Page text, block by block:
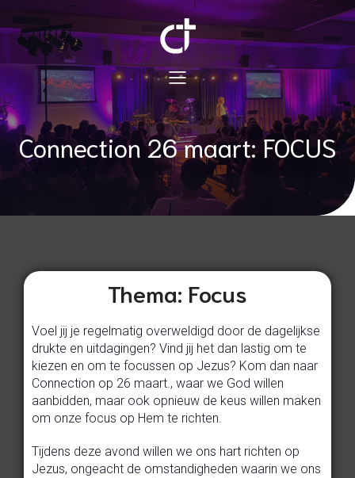
Connection 26 maart: FOCUS
Thema: Focus
Voel jij je regelmatig overweldigd door de dagelijkse
drukte en uitdagingen? Vind jij het dan lastig om te
kiezen en om te focussen op Jezus? Kom dan naar
Connection op 26 maart., waar we God willen
aanbidden, maar ook opnieuw de keus willen maken
om onze focus op Hem te richten.
Tijdens deze avond willen we ons hart richten op
Jezus, ongeacht de omstandigheden waarin we ons